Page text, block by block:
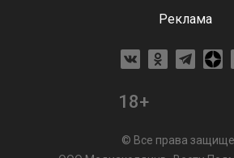
Реклама
18+
© Все права